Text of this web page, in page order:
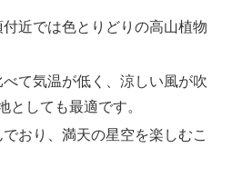
付近では色とりどりの高山植物
べて気温が低く、涼しい風が吹
としても最適です。
おり、満天の星空を楽しむこ